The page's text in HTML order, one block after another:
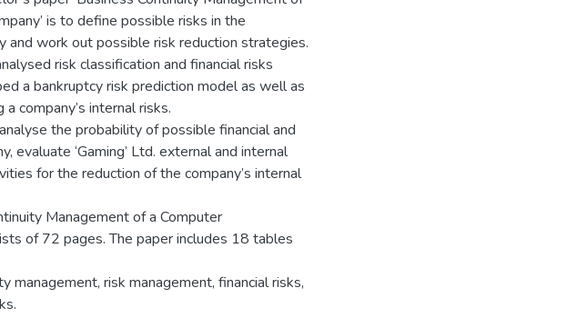
is to define possible risks in the
and work out possible risk reduction strategies.
risk classification and financial risks
a bankruptcy risk prediction model as well as
company’s internal risks.
the probability of possible financial and
evaluate ‘Gaming’ Ltd. external and internal
for the reduction of the company’s internal
Management of a Computer
of 72 pages. The paper includes 18 tables
management, risk management, financial risks,